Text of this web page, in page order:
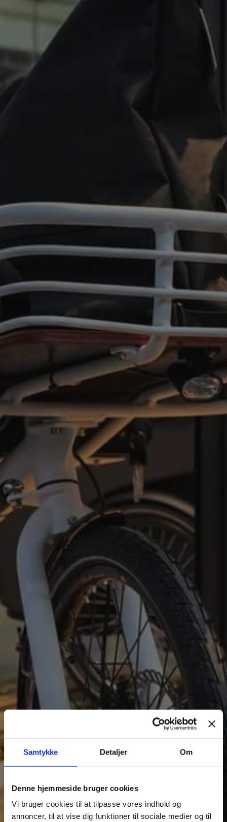
Samtykke Detaljer Om
Denne hjemmeside bruger cookies
Vi bruger cookies til at tilpasse vores indhold og
annoncer, til at vise dig funktioner til sociale medier og til